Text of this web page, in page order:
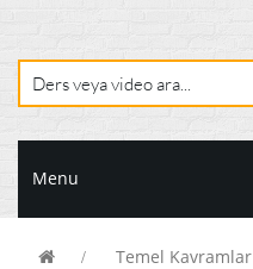
Menu
Temel Kavramlar